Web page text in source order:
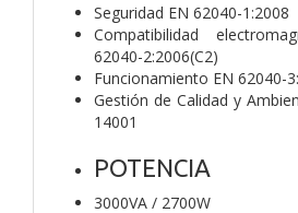
Seguridad EN 62040-1:2008
Compatibilidad
62040-2:2006(C2)
Funcionamiento EN 62040-
Gestión de Calidad y
14001
POTENCIA
3000VA / 2700W